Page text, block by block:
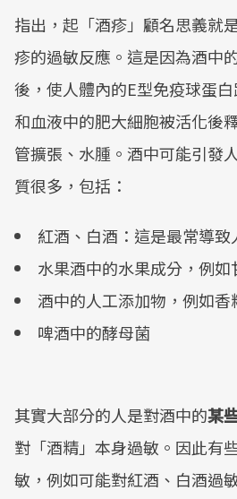
指出，起「酒疹」顧名思義就
疹的過敏反應。這是因為酒中
後，使人體內的E型免疫球蛋
和血液中的肥大細胞被活化後
管擴張、水腫。酒中可能引發
質很多，包括：
紅酒、白酒：這是最常導
水果酒中的水果成分，例如
酒中的人工添加物，例如香
啤酒中的酵母菌
其實大部分的人是對酒中的某
對「酒精」本身過敏。因此有
敏，例如可能對紅酒、白酒過